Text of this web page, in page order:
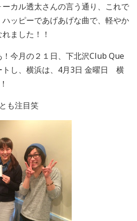
カル透太さんの言う通り、これで
ッピーであげあげな曲で、軽やか
ました！！
今月の２１日、下北沢Club Que
トし、横浜は、4月3日 金曜日 横
も注目笑